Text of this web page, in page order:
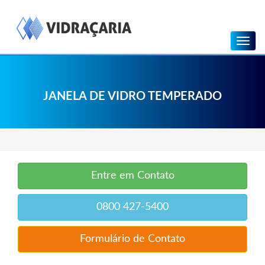
JANELA DE VIDRO TEMPERADO
Menu
Entre em Contato
0800 427-5400
Formulário de Contato